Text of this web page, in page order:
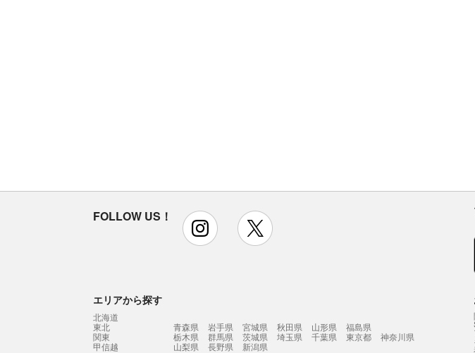
FOLLOW US！ instagram
エリアから探す
北海道
東北
青森県 岩手県 宮城県 秋田県 山形県
福島県
関東
栃木県 群馬県 茨城県 埼玉県 千葉県 東京都
神奈川県
甲信越
山梨県 長野県
新潟県